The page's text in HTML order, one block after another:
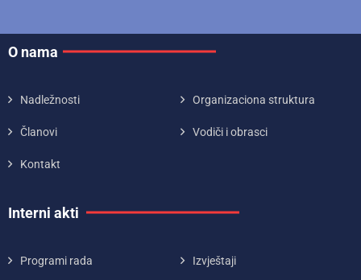
O nama
Nadležnosti Organizaciona struktura
Članovi Vodiči i obrasci
Kontakt
Interni akti
Programi rada Izvještaji